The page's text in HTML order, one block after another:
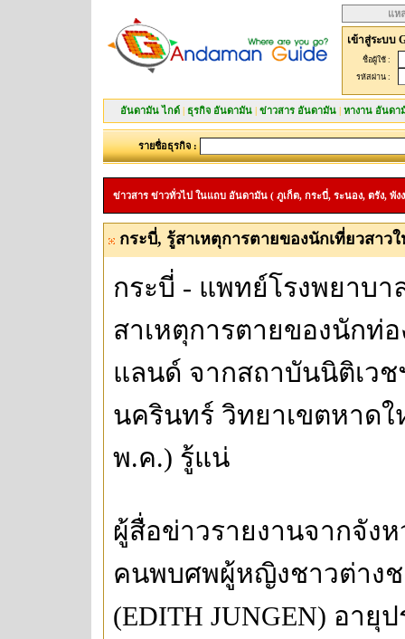
แห
เข้าสู่ระบบ
ชื่อผู้ใช้ :
รหัสผ่าน :
อันดามัน ไกด์ | ธุรกิจ อันดามัน | ข่าวสาร อันดามัน | หางาน อันดา
รายชื่อธุรกิจ :
ข่าวสาร ข่าวทั่วไป ในแถบ อันดามัน ( ภูเก็ต, กระบี่, ระนอง, ตรัง, พัง
กระบี่, รู้สาเหตุการตายของนักเที่ยวสา
กระบี่ - แพทย์โรงพยาบ
สาเหตุการตายของนักท่
แลนด์ จากสถาบันนิติเว
นครินทร์ วิทยาเขตหาด
พ.ค.) รู้แน่
ผู้สื่อข่าวรายงานจากจัง
คนพบศพผู้หญิงชาวต่างช
(EDITH JUNGEN) อายุ